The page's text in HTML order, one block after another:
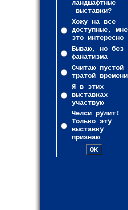
ландшафтные
выставки?
Хожу на все
доступные, мне
это интересно
Бываю, но без
фанатизма
Считаю пустой
тратой времени
Я в этих
выставках
участвую
Челси рулит!
Только эту
выставку
признаю